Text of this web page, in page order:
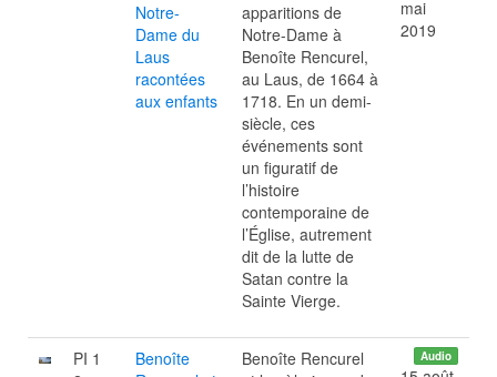
Notre-
Dame du
Laus
racontées
aux enfants
apparitions de
Notre-Dame à
Benoîte Rencurel,
au Laus, de 1664 à
1718. En un demi-
siècle, ces
événements sont
un figuratif de
l’histoire
contemporaine de
l’Église, autrement
dit de la lutte de
Satan contre la
Sainte Vierge.
mai
2019
PI 1
Benoîte
Benoîte Rencurel
Audio